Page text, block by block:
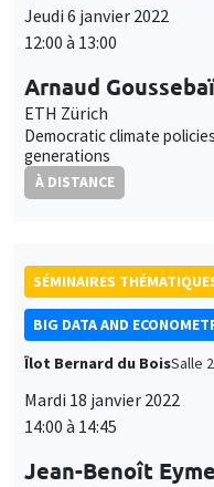
Jeudi 6 janvier 2022
12:00 à 13:00
Arnaud
ETH Zürich
Democratic climate
generations
À DISTANCE
SÉMINAIRES
BIG DATA AND
Îlot Bernard du BoisSalle
Mardi 18 janvier 2022
14:00 à 14:45
Jean-Benoît